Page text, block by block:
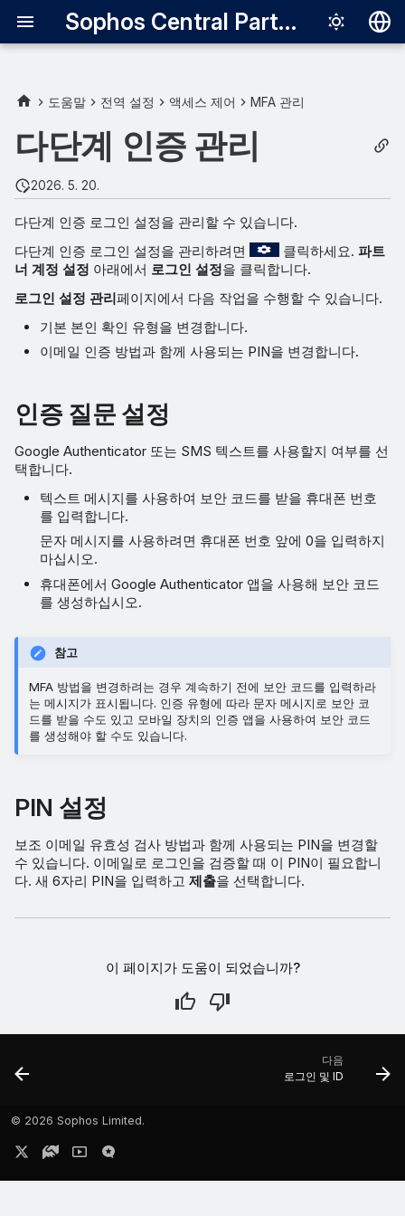
Sophos Central Partner
Italiano
한국어
Português
PIN 설정
도움말 전역 설정 액세스 제어 MFA 관리
다단계 인증 관리
2026. 5. 20.
다단계 인증 로그인 설정을 관리할 수 있습니다.
다단계 인증 로그인 설정을 관리하려면
클릭하세요. 파트
너 계정 설정 아래에서 로그인 설정을 클릭합니다.
로그인 설정 관리페이지에서 다음 작업을 수행할 수 있습니다.
기본 본인 확인 유형을 변경합니다.
이메일 인증 방법과 함께 사용되는 PIN을 변경합니다.
인증 질문 설정
Google Authenticator 또는 SMS 텍스트를 사용할지 여부를 선
택합니다.
텍스트 메시지를 사용하여 보안 코드를 받을 휴대폰 번호
를 입력합니다.
문자 메시지를 사용하려면 휴대폰 번호 앞에 0을 입력하지
마십시오.
휴대폰에서 Google Authenticator 앱을 사용해 보안 코드
를 생성하십시오.
참고
MFA 방법을 변경하려는 경우 계속하기 전에 보안 코드를 입력하라
는 메시지가 표시됩니다. 인증 유형에 따라 문자 메시지로 보안 코
드를 받을 수도 있고 모바일 장치의 인증 앱을 사용하여 보안 코드
를 생성해야 할 수도 있습니다.
PIN 설정
보조 이메일 유효성 검사 방법과 함께 사용되는 PIN을 변경할
수 있습니다. 이메일로 로그인을 검증할 때 이 PIN이 필요합니
다. 새 6자리 PIN을 입력하고 제출을 선택합니다.
이 페이지가 도움이 되었습니까?
다음
로그인 및 ID
© 2026 Sophos Limited.